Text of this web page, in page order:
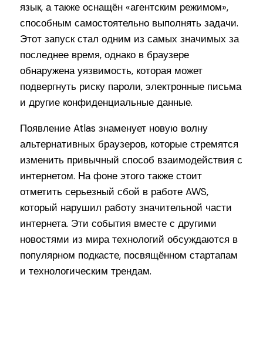
язык, а также оснащён «агентским режимом»,
способным самостоятельно выполнять задачи.
Этот запуск стал одним из самых значимых за
последнее время, однако в браузере
обнаружена уязвимость, которая может
подвергнуть риску пароли, электронные письма
и другие конфиденциальные данные.
Появление Atlas знаменует новую волну
альтернативных браузеров, которые стремятся
изменить привычный способ взаимодействия с
интернетом. На фоне этого также стоит
отметить серьезный сбой в работе AWS,
который нарушил работу значительной части
интернета. Эти события вместе с другими
новостями из мира технологий обсуждаются в
популярном подкасте, посвящённом стартапам
и технологическим трендам.